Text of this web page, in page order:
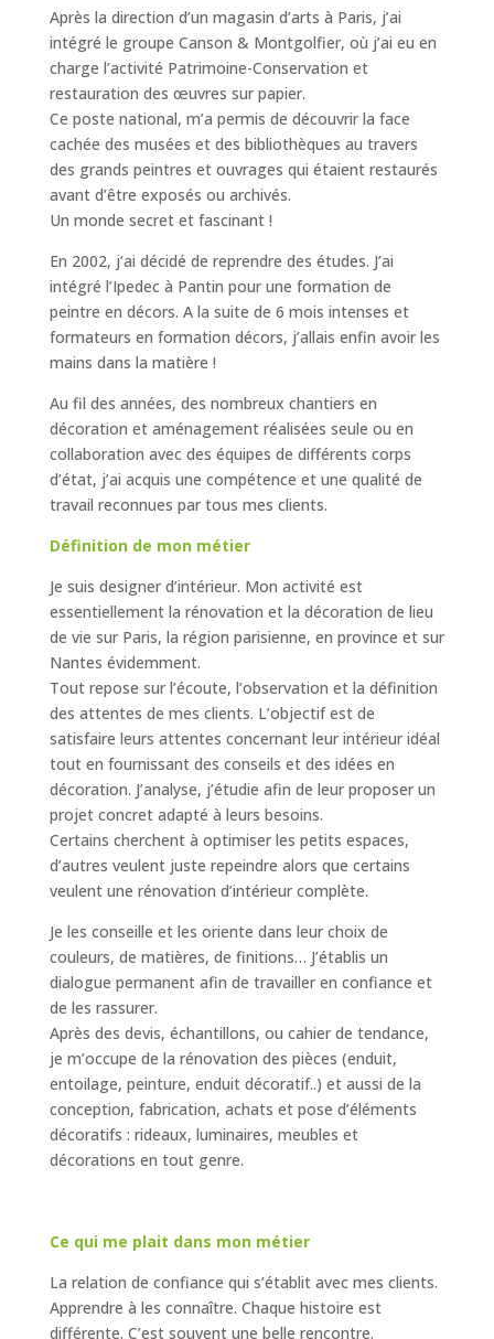
Après la direction d’un magasin d’arts à Paris, j’ai
intégré le groupe Canson & Montgolfier, où j’ai eu en
charge l’activité Patrimoine-Conservation et
restauration des œuvres sur papier.
Ce poste national, m’a permis de découvrir la face
cachée des musées et des bibliothèques au travers
des grands peintres et ouvrages qui étaient restaurés
avant d’être exposés ou archivés.
Un monde secret et fascinant !
En 2002, j’ai décidé de reprendre des études. J’ai
intégré l’Ipedec à Pantin pour une formation de
peintre en décors. A la suite de 6 mois intenses et
formateurs en formation décors, j’allais enfin avoir les
mains dans la matière !
Au fil des années, des nombreux chantiers en
décoration et aménagement réalisées seule ou en
collaboration avec des équipes de différents corps
d’état, j’ai acquis une compétence et une qualité de
travail reconnues par tous mes clients.
Définition de mon métier
Je suis designer d’intérieur. Mon activité est
essentiellement la rénovation et la décoration de lieu
de vie sur Paris, la région parisienne, en province et sur
Nantes évidemment.
Tout repose sur l’écoute, l’observation et la définition
des attentes de mes clients. L’objectif est de
satisfaire leurs attentes concernant leur intérieur idéal
tout en fournissant des conseils et des idées en
décoration. J’analyse, j’étudie afin de leur proposer un
projet concret adapté à leurs besoins.
Certains cherchent à optimiser les petits espaces,
d’autres veulent juste repeindre alors que certains
veulent une rénovation d’intérieur complète.
Je les conseille et les oriente dans leur choix de
couleurs, de matières, de finitions… J’établis un
dialogue permanent afin de travailler en confiance et
de les rassurer.
Après des devis, échantillons, ou cahier de tendance,
je m’occupe de la rénovation des pièces (enduit,
entoilage, peinture, enduit décoratif..) et aussi de la
conception, fabrication, achats et pose d’éléments
décoratifs : rideaux, luminaires, meubles et
décorations en tout genre.
Ce qui me plait dans mon métier
La relation de confiance qui s’établit avec mes clients.
Apprendre à les connaître. Chaque histoire est
différente. C’est souvent une belle rencontre.